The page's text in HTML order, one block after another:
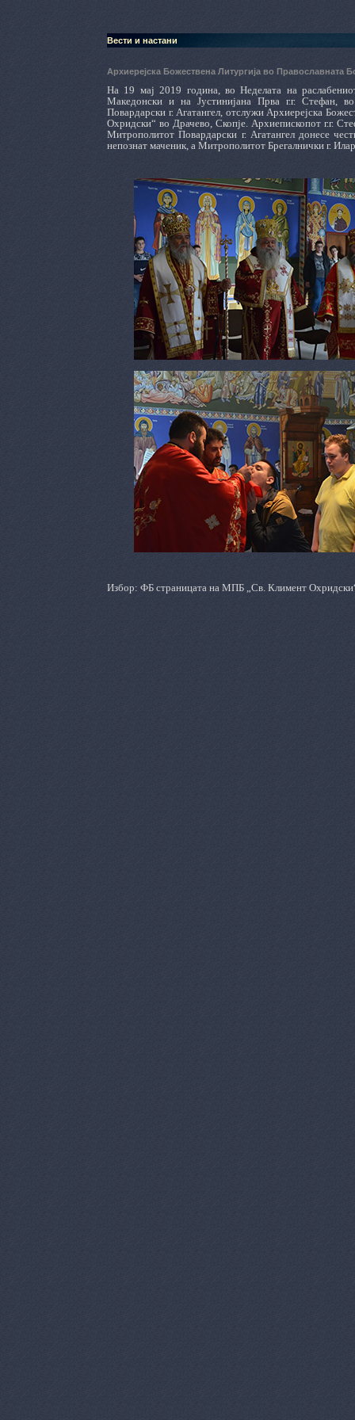
Вести и настани
Архиерејска Божествена Литургија во Православната
На 19 мај 2019 година, во Неделата на
Македонски и на Јустинијана Прва г.г. Стефан,
Повардарски г. Агатангел, отслужи Архиерејска
Охридски“ во Драчево, Скопје. Архиепископот г.г.
Митрополитот Повардарски г. Агатангел донесе
непознат маченик, а Митрополитот Брегалнички г.
Избор: ФБ страницата на МПБ „Св. Климент